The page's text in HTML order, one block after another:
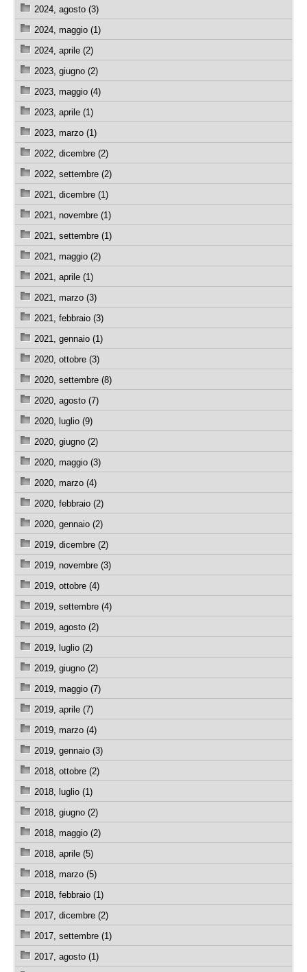
2024, agosto (3)
2024, maggio (1)
2024, aprile (2)
2023, giugno (2)
2023, maggio (4)
2023, aprile (1)
2023, marzo (1)
2022, dicembre (2)
2022, settembre (2)
2021, dicembre (1)
2021, novembre (1)
2021, settembre (1)
2021, maggio (2)
2021, aprile (1)
2021, marzo (3)
2021, febbraio (3)
2021, gennaio (1)
2020, ottobre (3)
2020, settembre (8)
2020, agosto (7)
2020, luglio (9)
2020, giugno (2)
2020, maggio (3)
2020, marzo (4)
2020, febbraio (2)
2020, gennaio (2)
2019, dicembre (2)
2019, novembre (3)
2019, ottobre (4)
2019, settembre (4)
2019, agosto (2)
2019, luglio (2)
2019, giugno (2)
2019, maggio (7)
2019, aprile (7)
2019, marzo (4)
2019, gennaio (3)
2018, ottobre (2)
2018, luglio (1)
2018, giugno (2)
2018, maggio (2)
2018, aprile (5)
2018, marzo (5)
2018, febbraio (1)
2017, dicembre (2)
2017, settembre (1)
2017, agosto (1)